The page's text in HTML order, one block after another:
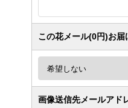
この花メール(0円)お
画像送信先メールアド